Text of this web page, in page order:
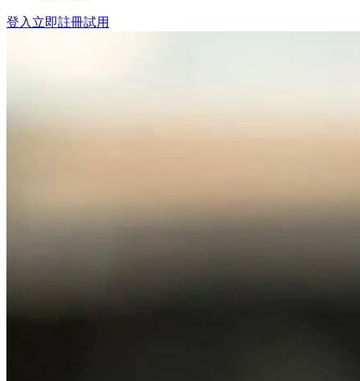
登入立即註冊試用